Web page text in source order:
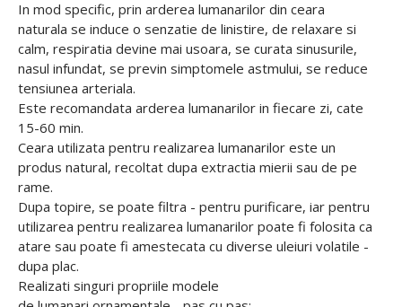
In mod specific, prin arderea lumanarilor din ceara
naturala se induce o senzatie de linistire, de relaxare si
calm, respiratia devine mai usoara, se curata sinusurile,
nasul infundat, se previn simptomele astmului, se reduce
tensiunea arteriala.
Este recomandata arderea lumanarilor in fiecare zi, cate
15-60 min.
Ceara utilizata pentru realizarea lumanarilor este un
produs natural, recoltat dupa extractia mierii sau de pe
rame.
Dupa topire, se poate filtra - pentru purificare, iar pentru
utilizarea pentru realizarea lumanarilor poate fi folosita ca
atare sau poate fi amestecata cu diverse uleiuri volatile -
dupa plac.
Realizati singuri propriile modele